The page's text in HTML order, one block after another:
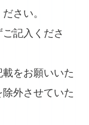
さい。
記入くださ
をお願いいた
外させていた